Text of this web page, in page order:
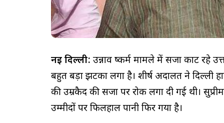
नई दिल्ली: उन्नाव दुष्कर्म मामले में सजा काट रहे
बहुत बड़ा झटका लगा है। शीर्ष अदालत ने दिल्ली
की उम्रकैद की सजा पर रोक लगा दी गई थी।
उम्मीदों पर फिलहाल पानी फिर गया है।